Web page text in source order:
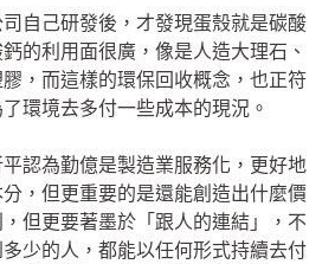
自己研發後，才發現蛋殼就是碳酸
的利用面很廣，像是人造大理石、
，而這樣的環保回收概念，也正符
環境去多付一些成本的現況。
平認為勤億是製造業服務化，更好地
，但更重要的是還能創造出什麼價
但更要著墨於「跟人的連結」，不
少的人，都能以任何形式持續去付